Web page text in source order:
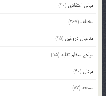
مبانی اعتقادی (20)
مختلف (367)
مدعیان دروغین (25)
مراجع معظم تقلید(15)
مردان(40)
مسجد(87)